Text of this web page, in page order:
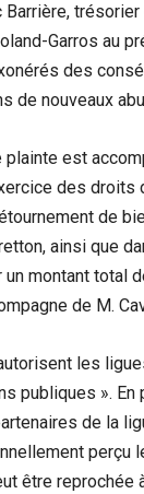
Garros au
des
de nouveaux
est
des
de
ainsi que
montant total
de M.
les
publiques ».
de la
être